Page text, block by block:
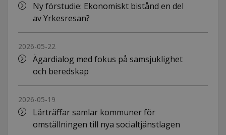
Ny förstudie: Ekonomiskt bistånd en del
av Yrkesresan?
2026-05-22
Ägardialog med fokus på samsjuklighet
och beredskap
2026-05-19
Lärträffar samlar kommuner för
omställningen till nya socialtjänstlagen